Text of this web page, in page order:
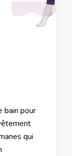
bain pour
qui